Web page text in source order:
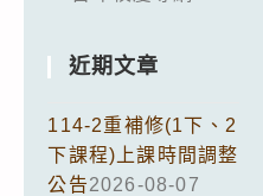
近期文章
114-2重補修(1下、2
下課程)上課時間調整
公告2026-08-07